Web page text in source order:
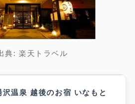
典: 楽天トラベル
沢温泉 越後のお宿 いなもと